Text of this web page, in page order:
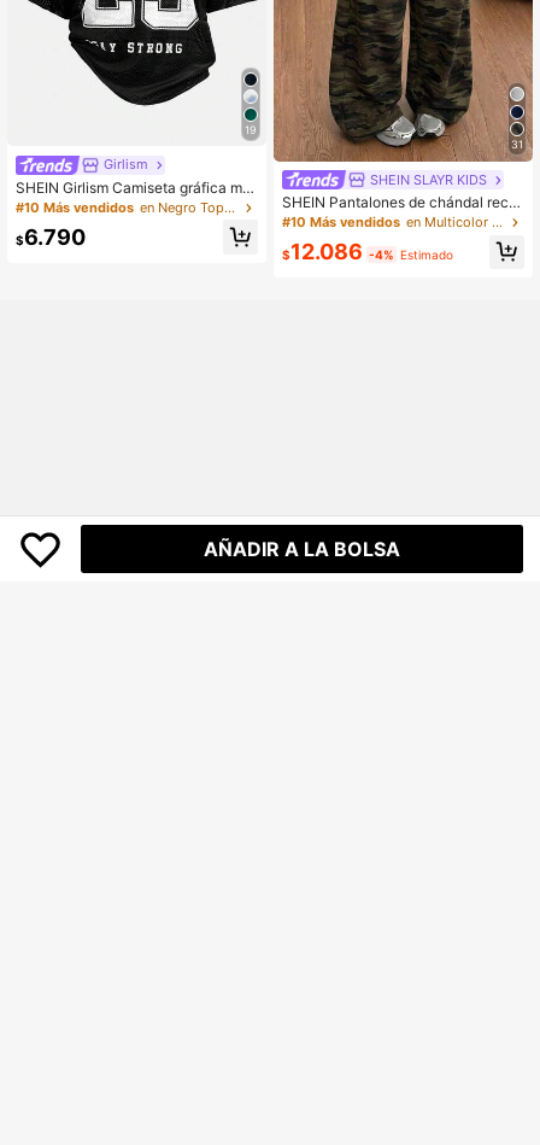
19
Girlism
SHEIN Girlism Camiseta gráfica min
imalista con letras y números para a
dolescentes, adecuada para el vera
no y juegos deportivos
#10 Más vendidos en Negro Tops para chicas adolescentes
$6.790
31
SHEIN SLAYR KIDS
SHEIN Pantalones de chándal recto
s de cintura media con estampado
para uso diario casual, estilo para a
#10 Más vendidos en Multicolor Pantalones de chicas adolescentes
$12.086 -4% Estimado
AÑADIR A LA BOLSA